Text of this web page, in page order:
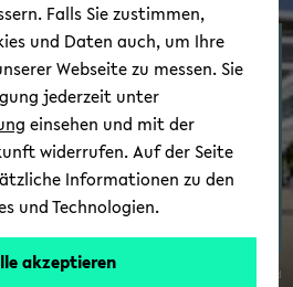
Re­se­arch / For­schung
© Uni­ver­si­tät Bie­le­feld
Falls Sie zustimmen,
und Daten auch, um Ihre
Webseite zu messen. Sie
jederzeit unter
einsehen und mit der
widerrufen. Auf der Seite
Informationen zu den
und Technologien.
akzeptieren